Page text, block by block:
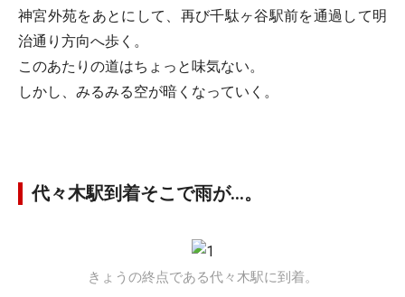
神宮外苑をあとにして、再び千駄ヶ谷駅前を通過して明
治通り方向へ歩く。
このあたりの道はちょっと味気ない。
しかし、みるみる空が暗くなっていく。
代々木駅到着そこで雨が…。
きょうの終点である代々木駅に到着。